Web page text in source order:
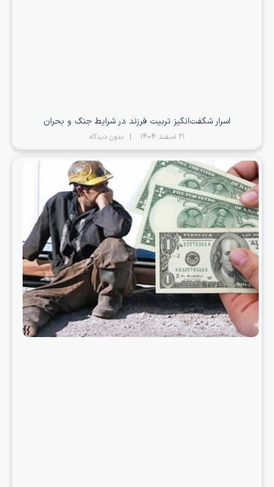
اسرار شگفت‌انگیز تربیت فرزند در شرایط جنگ و بحران
21 اسفند 1404 بدون دیدگاه